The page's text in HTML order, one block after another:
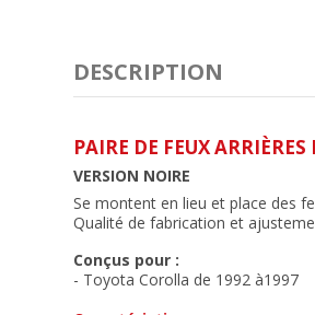
DESCRIPTION
PAIRE DE FEUX
VERSION NOIRE
Se montent en lieu et place des
Qualité de fabrication et
Conçus pour :
- Toyota Corolla de 1992 à1997